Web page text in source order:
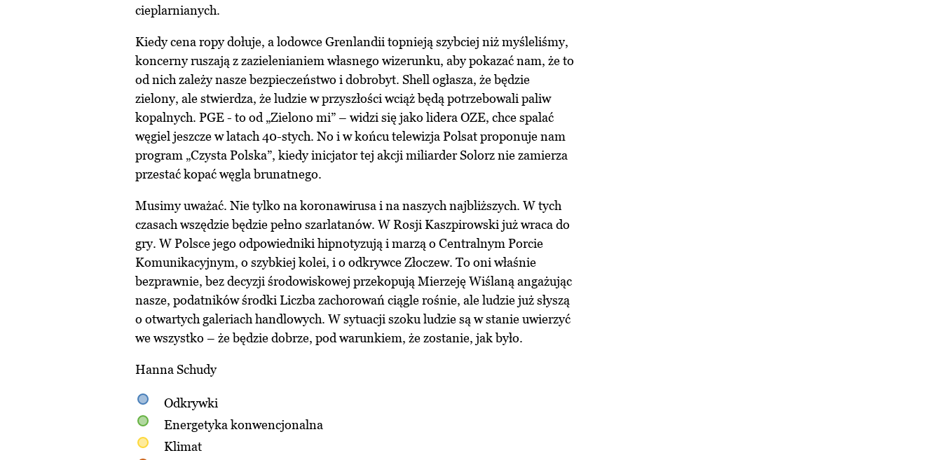
cieplarnianych.
Kiedy cena ropy dołuje, a lodowce Grenlandii topnieją szybciej niż myśleliśmy,
koncerny ruszają z zazielenianiem własnego wizerunku, aby pokazać nam, że to
od nich zależy nasze bezpieczeństwo i dobrobyt. Shell ogłasza, że będzie
zielony, ale stwierdza, że ludzie w przyszłości wciąż będą potrzebowali paliw
kopalnych. PGE - to od „Zielono mi” – widzi się jako lidera OZE, chce spalać
węgiel jeszcze w latach 40-stych. No i w końcu telewizja Polsat proponuje nam
program „Czysta Polska”, kiedy inicjator tej akcji miliarder Solorz nie zamierza
przestać kopać węgla brunatnego.
Musimy uważać. Nie tylko na koronawirusa i na naszych najbliższych. W tych
czasach wszędzie będzie pełno szarlatanów. W Rosji Kaszpirowski już wraca do
gry. W Polsce jego odpowiedniki hipnotyzują i marzą o Centralnym Porcie
Komunikacyjnym, o szybkiej kolei, i o odkrywce Złoczew. To oni właśnie
bezprawnie, bez decyzji środowiskowej przekopują Mierzeję Wiślaną angażując
nasze, podatników środki Liczba zachorowań ciągle rośnie, ale ludzie już słyszą
o otwartych galeriach handlowych. W sytuacji szoku ludzie są w stanie uwierzyć
we wszystko – że będzie dobrze, pod warunkiem, że zostanie, jak było.
Hanna Schudy
Odkrywki
Energetyka konwencjonalna
Klimat